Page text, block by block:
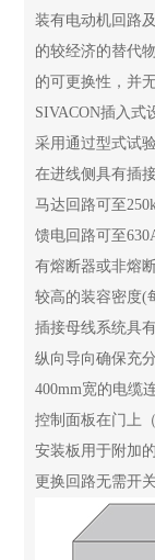
装有电动机回路
的较经济的替代
的可更换性，并
SIVACON插入式
采用通过型式试
在进线侧具有插
马达回路可至
馈电回路可至
有熔断器或非熔
较高的装容密度(
插接母线系统具
纵向导向确保充
400mm宽的电缆
控制面板在门上
安装板用于附加
更换回路无需开